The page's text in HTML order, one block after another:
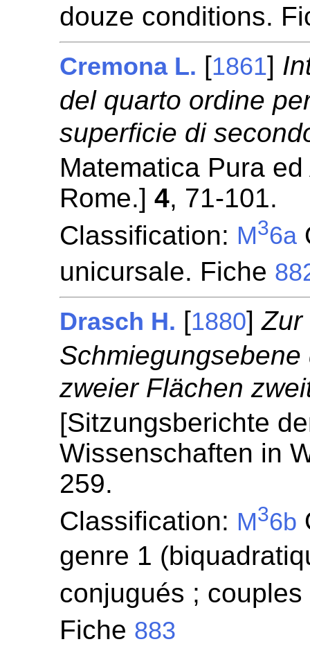
douze conditions.
Cremona L. [1861]
del quarto ordine
superficie di
Matematica Pura
Rome.]4, 71-101.
Classification: M36a
unicursale. Fiche
Drasch H. [1880]Zur
zweier Flächen
[Sitzungsberichte
Wissenschaften in
259.
Classification: M36b
genre 1
conjugués ;
Fiche 883